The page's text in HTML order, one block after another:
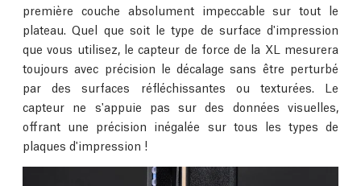
première couche absolument impeccable sur tout le
plateau. Quel que soit le type de surface d'impression
que vous utilisez, le capteur de force de la XL mesurera
toujours avec précision le décalage sans être perturbé
par des surfaces réfléchissantes ou texturées. Le
capteur ne s'appuie pas sur des données visuelles,
offrant une précision inégalée sur tous les types de
plaques d'impression !